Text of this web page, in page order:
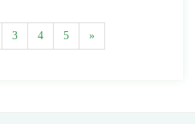
3 4 5 »